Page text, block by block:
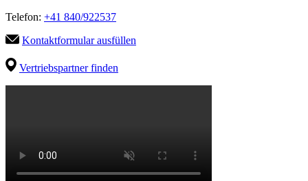
Telefon: +41 840/922537
Kontaktformular ausfüllen
Vertriebspartner finden